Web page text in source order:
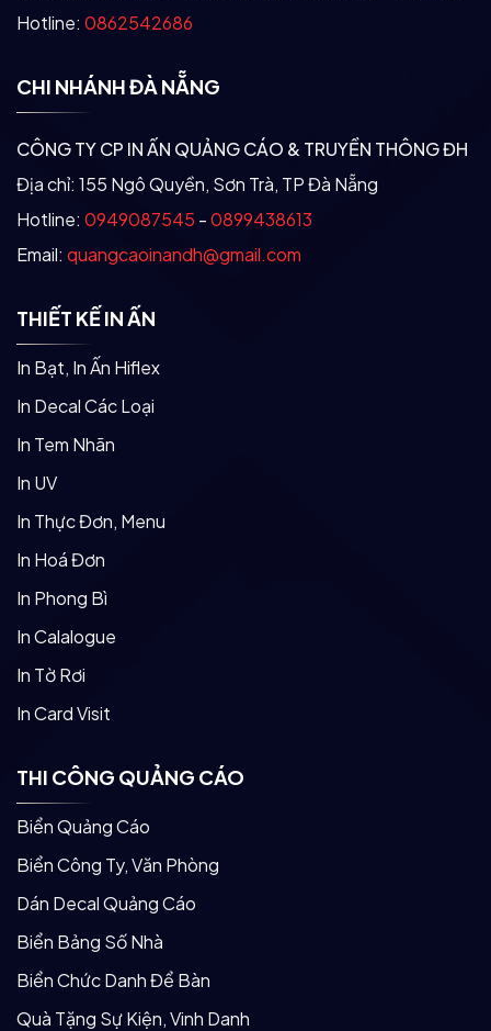
Hotline: 0862542686
CHI NHÁNH ĐÀ NẴNG
CÔNG TY CP IN ẤN QUẢNG CÁO & TRUYỀN THÔNG ĐH
Địa chỉ: 155 Ngô Quyền, Sơn Trà, TP Đà Nẵng
Hotline: 0949087545 -0899438613
Email: quangcaoinandh@gmail.com
THIẾT KẾ IN ẤN
In Bạt, In Ấn Hiflex
In Decal Các Loại
In Tem Nhãn
In UV
In Thực Đơn, Menu
In Hoá Đơn
In Phong Bì
In Calalogue
In Tờ Rơi
In Card Visit
THI CÔNG QUẢNG CÁO
Biển Quảng Cáo
Biển Công Ty, Văn Phòng
Dán Decal Quảng Cáo
Biển Bảng Số Nhà
Biển Chức Danh Để Bàn
Quà Tặng Sự Kiện, Vinh Danh